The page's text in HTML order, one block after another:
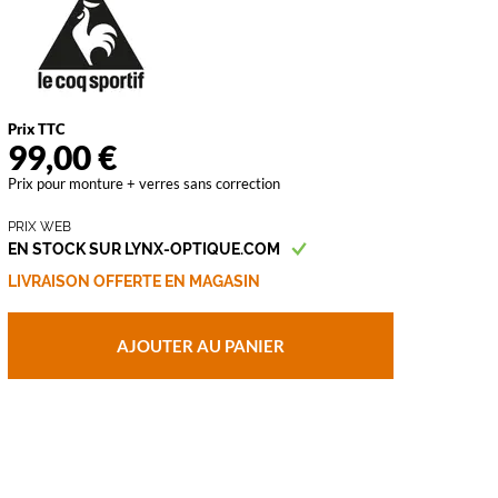
Prix TTC
99,00 €
Prix pour monture + verres sans correction
PRIX WEB
EN STOCK SUR LYNX-OPTIQUE.COM
LIVRAISON OFFERTE EN MAGASIN
AJOUTER AU PANIER